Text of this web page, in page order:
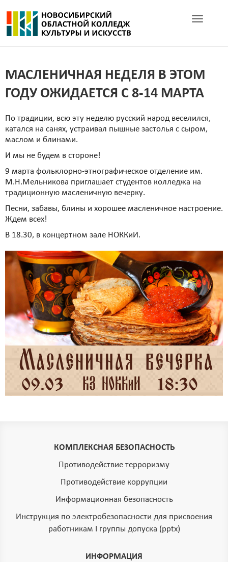
Toggle
МАСЛЕНИЧНАЯ НЕДЕЛЯ В ЭТОМ
ГОДУ ОЖИДАЕТСЯ С 8-14 МАРТА
По традиции, всю эту неделю русский народ веселился,
катался на санях, устраивал пышные застолья с сыром,
маслом и блинами.
И мы не будем в стороне!
9 марта фольклорно-этнографическое отделение им.
М.Н.Мельникова приглашает студентов колледжа на
традиционную масленичную вечерку.
Песни, забавы, блины и хорошее масленичное настроение.
Ждем всех!
В 18.30, в концертном зале НОККиИ.
КОМПЛЕКСНАЯ БЕЗОПАСНОСТЬ
Противодействие терроризму
Противодействие коррупции
Информационная безопасность
Инструкция по электробезопасности для присвоения
работникам I группы допуска (pptx)
ИНФОРМАЦИЯ